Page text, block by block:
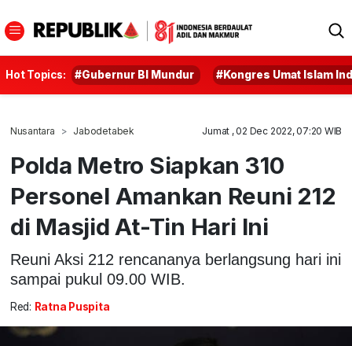
Hot Topics: #Gubernur BI Mundur #Kongres Umat Islam
Nusantara Jabodetabek Jumat , 02 Dec 2022, 07:20 WIB
Polda Metro Siapkan 310
Personel Amankan Reuni 212
di Masjid At-Tin Hari Ini
Reuni Aksi 212 rencananya berlangsung hari ini
sampai pukul 09.00 WIB.
Red: Ratna Puspita